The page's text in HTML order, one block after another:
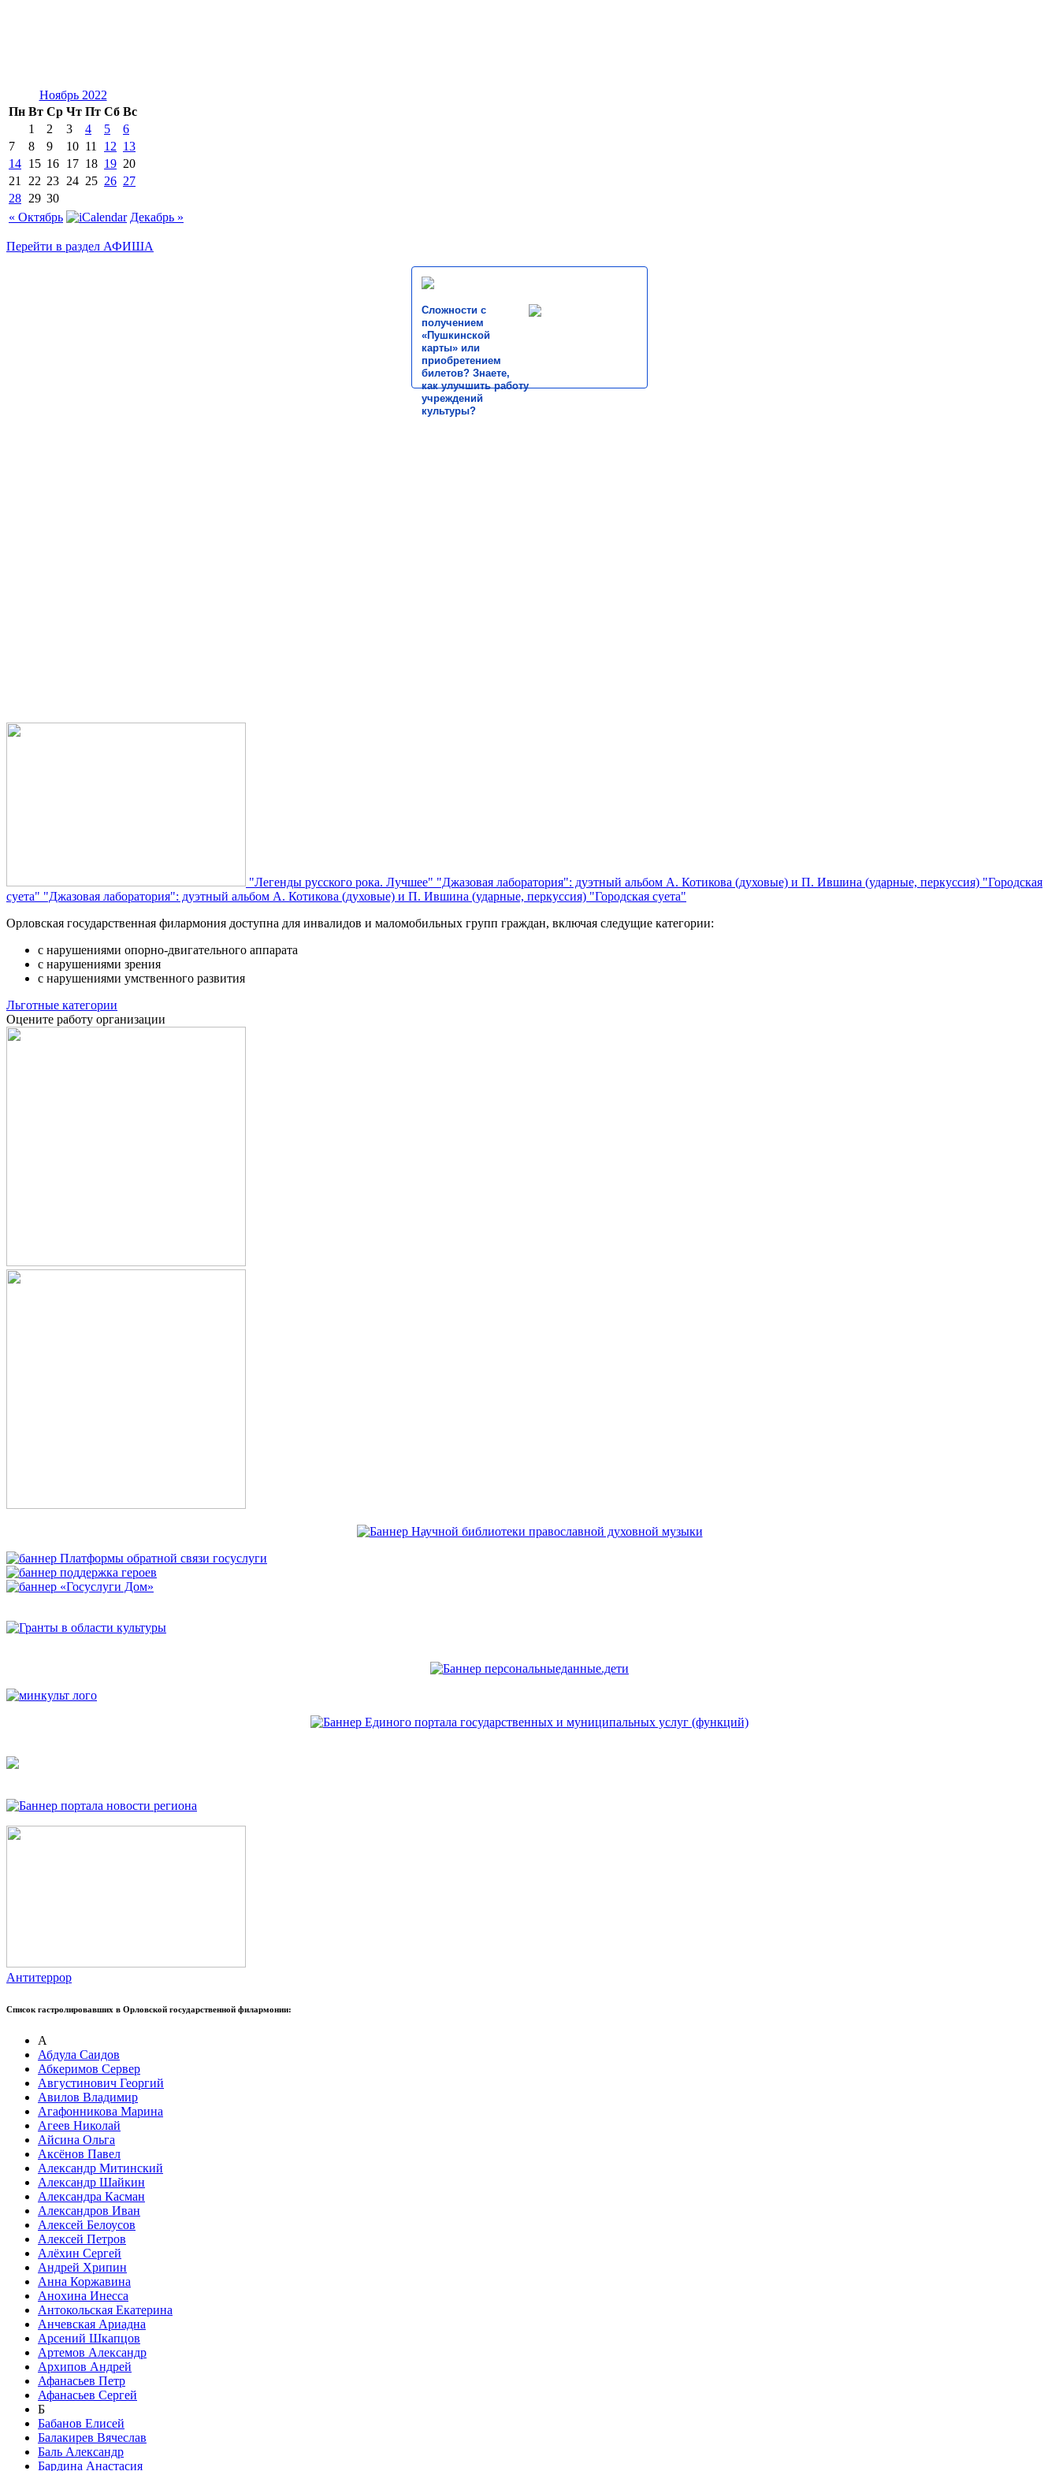
Ноябрь 2022
Пн Вт Ср Чт Пт Сб Вс
1
2 3 4 5
6
7
8 9 10 11 12 13
14 15 16 17 18 19 20
21 22 23 24 25 26 27
28 29 30
« Октябрь
Декабрь »
Перейти в раздел АФИША
Сложности с
получением
«Пушкинской
карты» или
приобретением
билетов? Знаете,
как улучшить работу
учреждений
культуры?
"Легенды русского рока. Лучшее" "Джазовая лаборатория": дуэтный альбом А. Котикова (духовые) и П. Ившина (ударные, перкуссия) "Городская
суета" "Джазовая лаборатория": дуэтный альбом А. Котикова (духовые) и П. Ившина (ударные, перкуссия) "Городская суета"
Орловская государственная филармония доступна для инвалидов и маломобильных групп граждан, включая следущие категории:
с нарушениями опорно-двигательного аппарата
с нарушениями зрения
с нарушениями умственного развития
Льготные категории
Оцените работу организации
Антитеррор
Список гастролировавших в Орловской государственной филармонии:
А
Абдула Саидов
Абкеримов Сервер
Августинович Георгий
Авилов Владимир
Агафонникова Марина
Агеев Николай
Айсина Ольга
Аксёнов Павел
Александр Митинский
Александр Шайкин
Александра Касман
Александров Иван
Алексей Белоусов
Алексей Петров
Алёхин Сергей
Андрей Хрипин
Анна Коржавина
Анохина Инесса
Антокольская Екатерина
Анчевская Ариадна
Арсений Шкапцов
Артемов Александр
Архипов Андрей
Афанасьев Петр
Афанасьев Сергей
Б
Бабанов Елисей
Балакирев Вячеслав
Баль Александр
Бардина Анастасия